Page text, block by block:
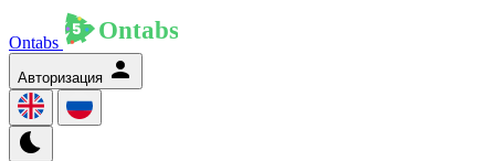
Ontabs
Авторизация